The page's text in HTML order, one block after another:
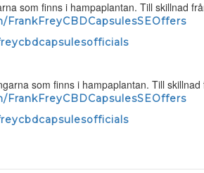
som finns i hampaplantan. Till skillnad
som finns i hampaplantan. Till